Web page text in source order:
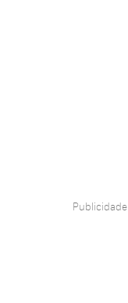
Publicidade